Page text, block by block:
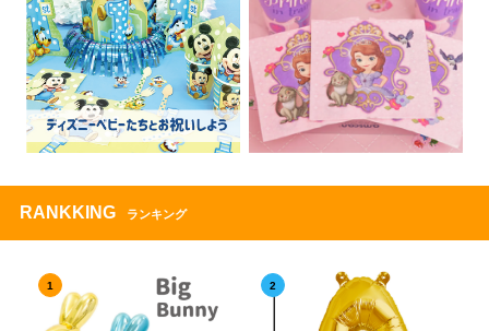
RANKKING ランキング
1 2